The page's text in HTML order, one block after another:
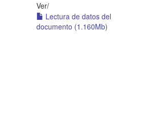
Ver/
Lectura de datos del
documento (1.160Mb)